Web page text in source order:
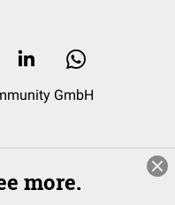
GmbH
more.